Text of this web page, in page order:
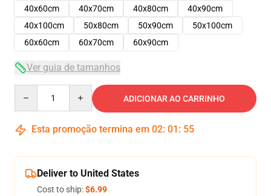
40x60cm
40x70cm 40x80cm
40x90cm
40x100cm
50x80cm 50x90cm
50x100cm
60x60cm
60x70cm 60x90cm
Ver guia de tamanhos
ADICIONAR AO CARRINHO
Esta promoção termina em 02: 01 : 54
Deliver to United States
Cost to ship:$6.99